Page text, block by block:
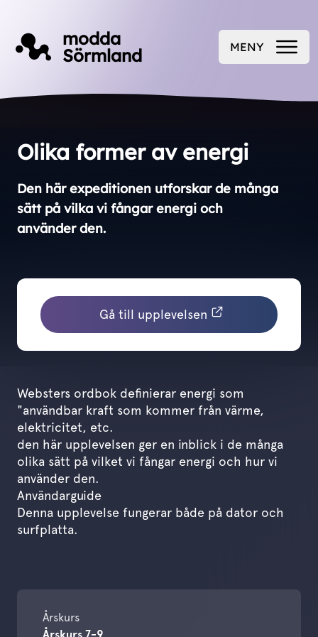
modda
Sörmland
ÖPPNA
MENY
Olika former av energi
Den här expeditionen utforskar de många
sätt på vilka vi fångar energi och
använder den.
Gå till upplevelsen
Websters ordbok definierar energi som
"användbar kraft som kommer från värme,
elektricitet, etc.
den här upplevelsen ger en inblick i de många
olika sätt på vilket vi fångar energi och hur vi
använder den.
Användarguide
Denna upplevelse fungerar både på dator och
surfplatta.
Årskurs